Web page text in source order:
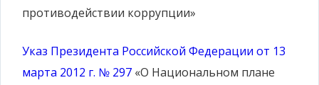
противодействии коррупции»
Указ Президента Российской Федерации от 13
марта 2012 г. № 297 «О Национальном плане